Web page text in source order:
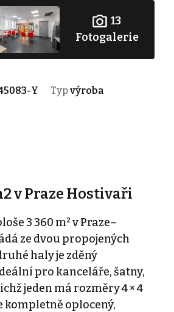
13
Fotogalerie
Y Typvýroba
v Praze Hostivaři
3 360 m² v Praze–
ze dvou propojených
haly je zděný
pro kanceláře, šatny,
jeden má rozměry 4 × 4
oplocený,